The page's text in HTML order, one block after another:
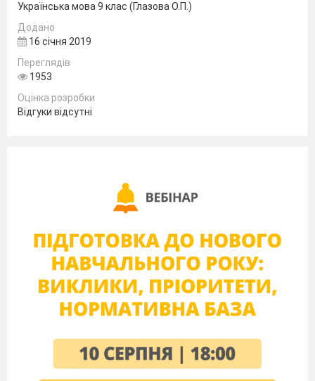
Для створення висловлювань мовці
використовують і прості, і складні речення. Як
інформації? Звичайно, складні. Вони
роблять
наше мовлення багатшим, змістовнішим.
Сьогодні на уроці ми будемо узагальнювати
знання про складне речення, його будову,
ознаки, інтонаційні особливості; учитися
сполучниковим та безсполучниковим
зв’язками. Ці знання знадобляться вам при
Українська мова 9 клас (Глазова О.П.)
Додано
16 січня 2019
Переглядів
1953
Оцінка розробки
Відгуки відсутні